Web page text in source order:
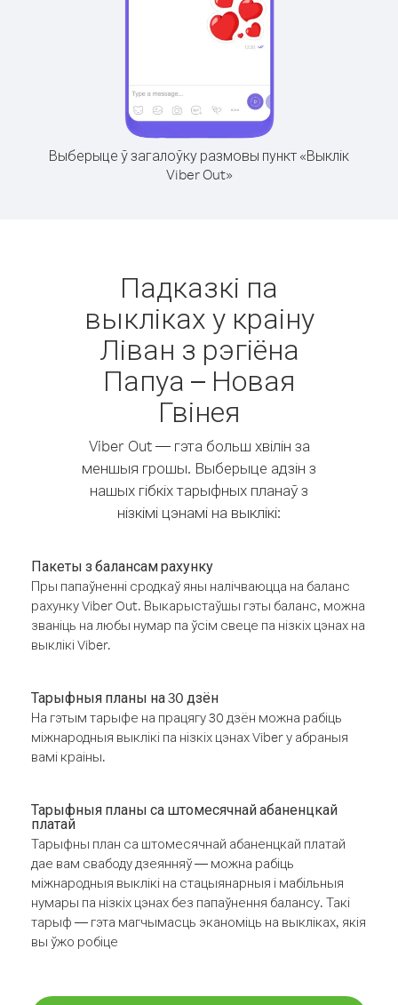
Выберыце ў загалоўку размовы пункт «Выклік
Viber Out»
Падказкі па
выкліках у краіну
Ліван з рэгіёна
Папуа – Новая
Гвінея
Viber Out — гэта больш хвілін за
меншыя грошы. Выберыце адзін з
нашых гібкіх тарыфных планаў з
нізкімі цэнамі на выклікі:
Пакеты з балансам рахунку
Пры папаўненні сродкаў яны налічваюцца на баланс
рахунку Viber Out. Выкарыстаўшы гэты баланс, можна
званіць на любы нумар па ўсім свеце па нізкіх цэнах на
выклікі Viber.
Тарыфныя планы на 30 дзён
На гэтым тарыфе на працягу 30 дзён можна рабіць
міжнародныя выклікі па нізкіх цэнах Viber у абраныя
вамі краіны.
Тарыфныя планы са штомесячнай абаненцкай
платай
Тарыфны план са штомесячнай абаненцкай платай
дае вам свабоду дзеянняў — можна рабіць
міжнародныя выклікі на стацыянарныя і мабільныя
нумары па нізкіх цэнах без папаўнення балансу. Такі
тарыф — гэта магчымасць эканоміць на выкліках, якія
вы ўжо робіце